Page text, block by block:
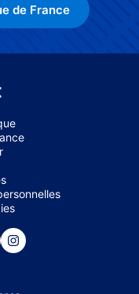
de France